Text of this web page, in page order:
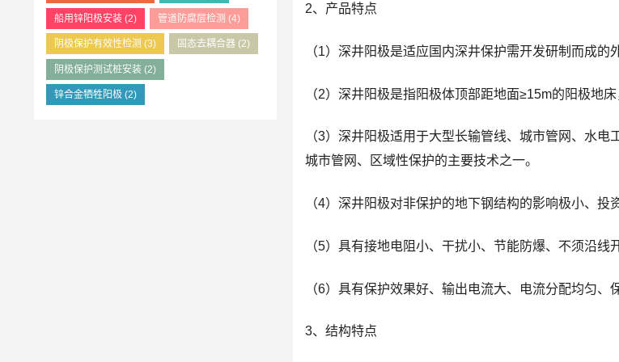
船用锌阳极安装 (2) 管道防腐层检测 (4)
阴极保护有效性检测 (3) 固态去耦合器(2)
阴极保护测试桩安装 (2)
锌合金牺牲阳极 (2)
2、产品特点
（1）深井阳极是适应国内深井保护需开发研制而成的
（2）深井阳极是指阳极体顶部距地面≥15m的阳极地
（3）深井阳极适用于大型长输管线、城市管网、水
城市管网、区域性保护的主要技术之一。
（4）深井阳极对非保护的地下钢结构的影响极小、投
（5）具有接地电阻小、干扰小、节能防爆、不须沿线
（6）具有保护效果好、输出电流大、电流分配均匀、
3、结构特点